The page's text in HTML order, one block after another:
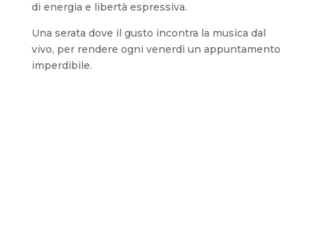
di energia e libertà espressiva.
Una serata dove il gusto incontra la musica dal
vivo, per rendere ogni venerdì un appuntamento
imperdibile.